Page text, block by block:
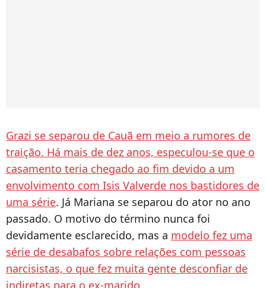
Grazi se separou de Cauã em meio a rumores de
traição. Há mais de dez anos, especulou-se que o
casamento teria chegado ao fim devido a um
envolvimento com Isis Valverde nos bastidores de
uma série. Já Mariana se separou do ator no ano
passado. O motivo do término nunca foi
devidamente esclarecido, mas a modelo fez uma
série de desabafos sobre relações com pessoas
narcisistas, o que fez muita gente desconfiar de
indiretas para o ex-marido.